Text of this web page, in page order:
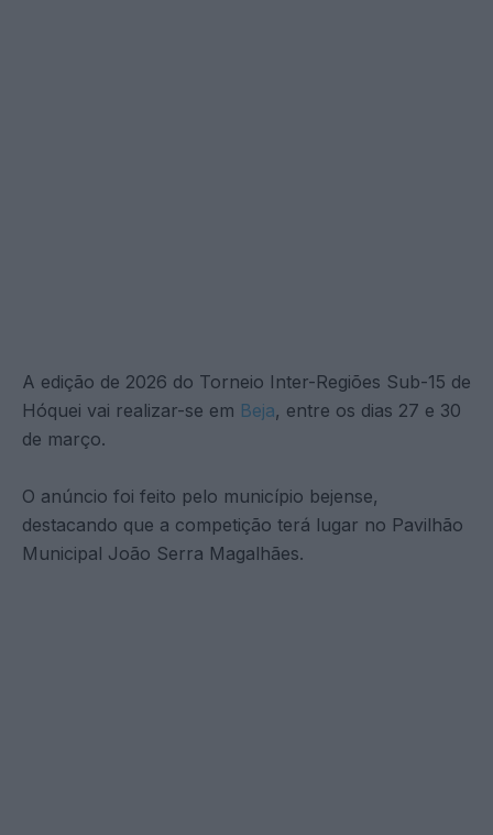
A edição de 2026 do Torneio Inter-Regiões Sub-15 de
Hóquei vai realizar-se em Beja, entre os dias 27 e 30
de março.
O anúncio foi feito pelo município bejense,
destacando que a competição terá lugar no Pavilhão
Municipal João Serra Magalhães.